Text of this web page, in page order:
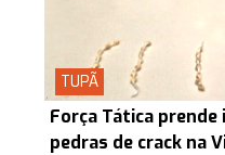
TUPÃ
Força Tática
pedras de crack na